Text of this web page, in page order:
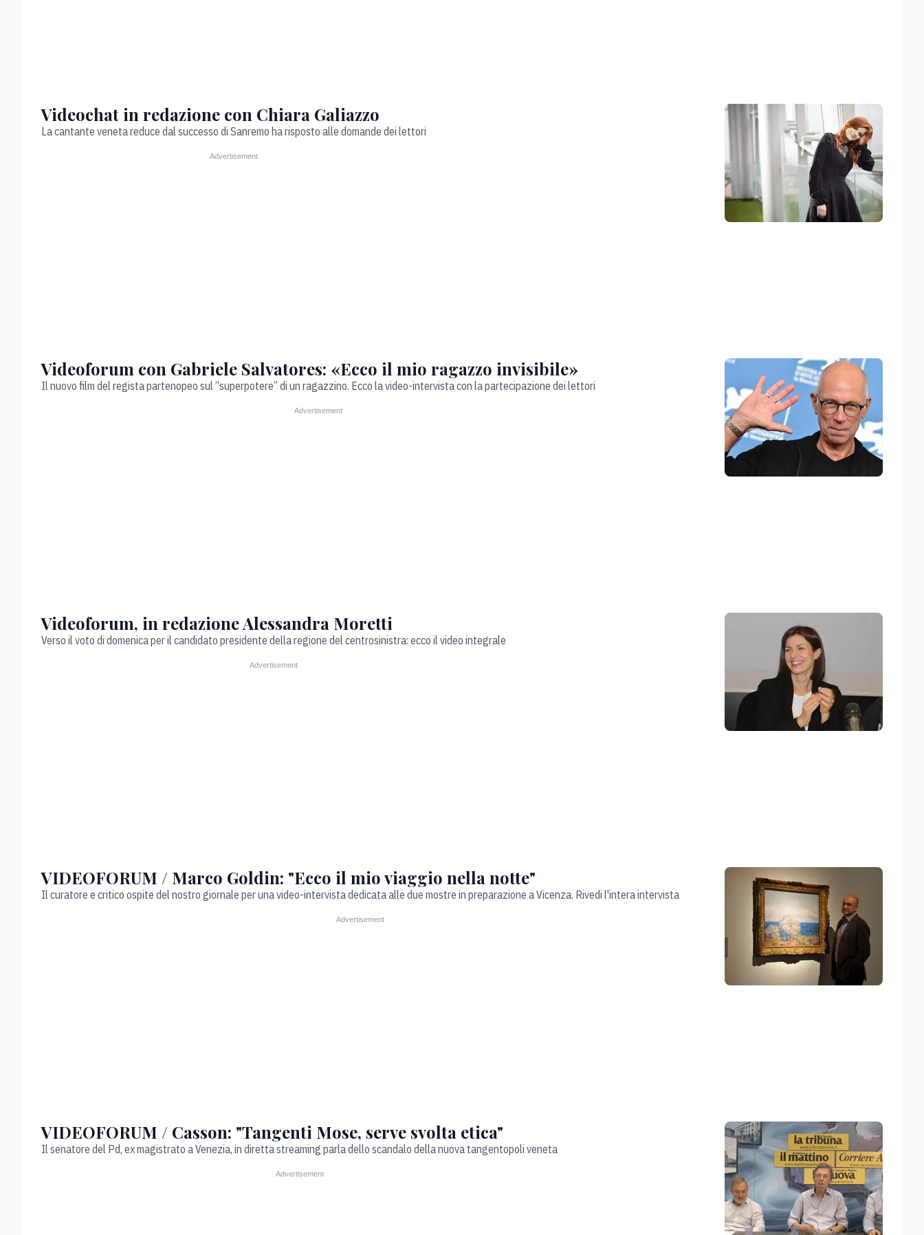
Videochat in redazione con Chiara Galiazzo
La cantante veneta reduce dal successo di Sanremo ha risposto alle domande dei lettori
Videoforum con Gabriele Salvatores: «Ecco il mio ragazzo invisibile»
Il nuovo film del regista partenopeo sul “superpotere” di un ragazzino. Ecco la video-intervista con la partecipazione dei lettori
Videoforum, in redazione Alessandra Moretti
Verso il voto di domenica per il candidato presidente della regione del centrosinistra: ecco il video integrale
VIDEOFORUM / Marco Goldin: "Ecco il mio viaggio nella notte"
Il curatore e critico ospite del nostro giornale per una video-intervista dedicata alle due mostre in preparazione a Vicenza. Rivedi l'intera intervista
VIDEOFORUM / Casson: "Tangenti Mose, serve svolta etica"
Il senatore del Pd, ex magistrato a Venezia, in diretta streaming parla dello scandalo della nuova tangentopoli veneta